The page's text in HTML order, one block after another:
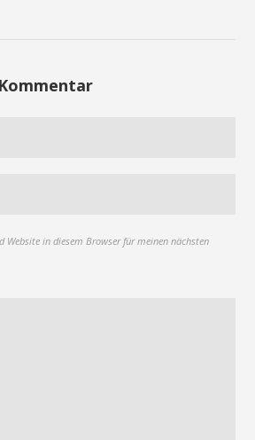
Website in diesem Browser für meinen nächsten